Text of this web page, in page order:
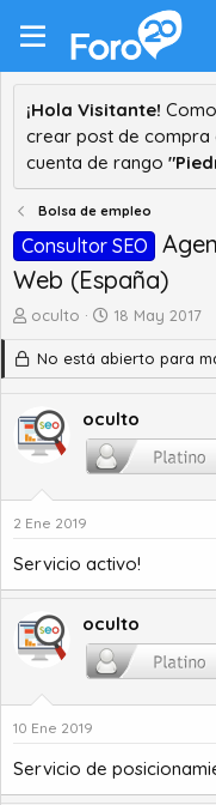
¡Hola Visitante!
crear post de compra
cuenta de rango
Bolsa de empleo
Consultor SEO
Web (España)
A
o
d
e
e
m
oculto
F
c
h
d
e
i
n
i
o
18 May 2017
No está abierto para
oculto
2 Ene 2019
Servicio activo!
oculto
10 Ene 2019
Servicio de